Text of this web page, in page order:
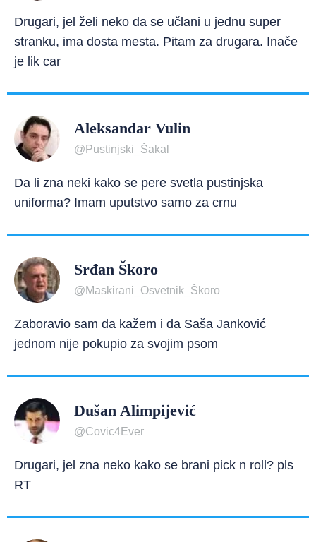
Drugari, jel želi neko da se učlani u jednu super
stranku, ima dosta mesta. Pitam za drugara. Inače
je lik car
Aleksandar Vulin
@Pustinjski_Šakal
Da li zna neki kako se pere svetla pustinjska
uniforma? Imam uputstvo samo za crnu
Srđan Škoro
@Maskirani_Osvetnik_Škoro
Zaboravio sam da kažem i da Saša Janković
jednom nije pokupio za svojim psom
Dušan Alimpijević
@Covic4Ever
Drugari, jel zna neko kako se brani pick n roll? pls
RT